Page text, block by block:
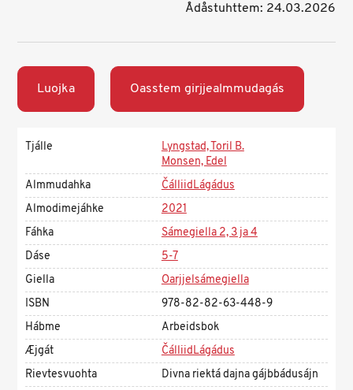
Ådåstuhttem: 24.03.2026
Luojka Oasstem girjjealmmudagás
Tjálle
Lyngstad, Toril B.
Monsen, Edel
Almmudahka
ČálliidLágádus
Almodimejáhke
2021
Fáhka
Sámegiella 2, 3 ja 4
Dáse
5-7
Giella
Oarjjelsámegiella
ISBN
978-82-82-63-448-9
Hábme
Arbeidsbok
Æjgát
ČálliidLágádus
Rievtesvuohta
Divna riektá dajna gájbbádusájn